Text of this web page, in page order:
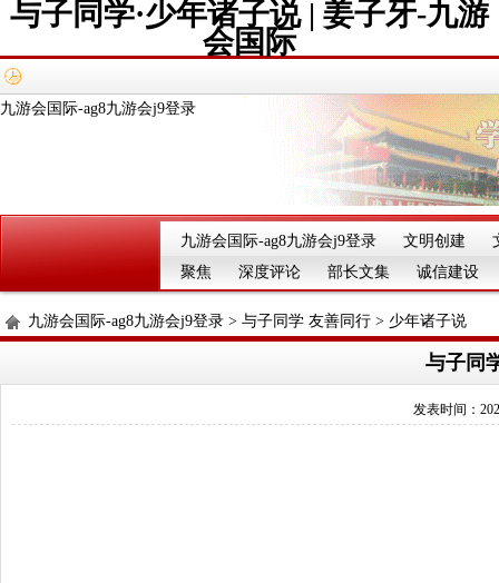
与子同学·少年诸子说 | 姜子牙-九游
会国际
九游会国际-ag8九游会j9登录
九游会国际-ag8九游会j9登录 文明创建
聚焦
深度评论 部长文集 诚信建设
九游会国际-ag8九游会j9登录 > 与子同学 友善同行 > 少年诸子说
与子同
发表时间：